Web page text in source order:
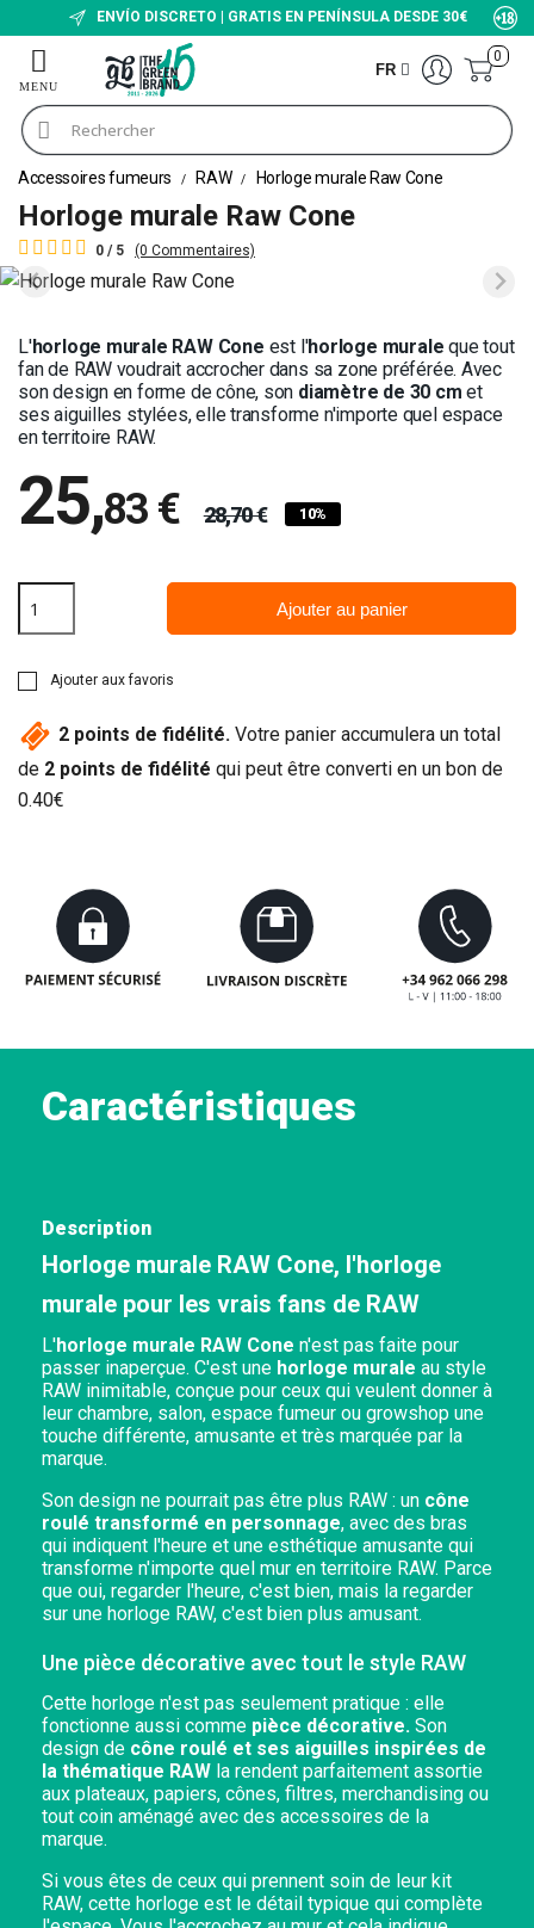
ENVÍO DISCRETO | GRATIS EN PENÍNSULA DESDE 30€
FR
0
Accessoires fumeurs RAW Horloge murale Raw Cone
Horloge murale Raw Cone
0 / 5 (0 Commentaires)
L'horloge murale RAW Cone est l'horloge murale que tout
fan de RAW voudrait accrocher dans sa zone préférée. Avec
son design en forme de cône, son diamètre de 30 cm et
ses aiguilles stylées, elle transforme n'importe quel espace
en territoire RAW.
25,83 € 28,70 € 10%
Ajouter au panier
Ajouter aux favoris
2 points de fidélité. Votre panier accumulera un total
de 2 points de fidélité qui peut être converti en un bon de
0.40€
Caractéristiques
Description
Horloge murale RAW Cone, l'horloge
murale pour les vrais fans de RAW
L'horloge murale RAW Cone n'est pas faite pour
passer inaperçue. C'est une horloge murale au style
RAW inimitable, conçue pour ceux qui veulent donner à
leur chambre, salon, espace fumeur ou growshop une
touche différente, amusante et très marquée par la
marque.
Son design ne pourrait pas être plus RAW : un cône
roulé transformé en personnage, avec des bras
qui indiquent l'heure et une esthétique amusante qui
transforme n'importe quel mur en territoire RAW. Parce
que oui, regarder l'heure, c'est bien, mais la regarder
sur une horloge RAW, c'est bien plus amusant.
Une pièce décorative avec tout le style RAW
Cette horloge n'est pas seulement pratique : elle
fonctionne aussi comme pièce décorative. Son
design de cône roulé et ses aiguilles inspirées de
la thématique RAW la rendent parfaitement assortie
aux plateaux, papiers, cônes, filtres, merchandising ou
tout coin aménagé avec des accessoires de la
marque.
Si vous êtes de ceux qui prennent soin de leur kit
RAW, cette horloge est le détail typique qui complète